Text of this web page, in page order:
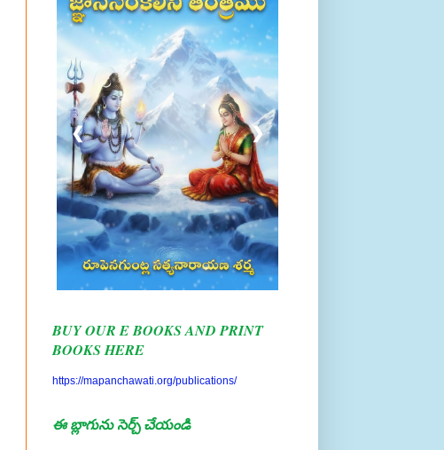
❮ ❯
BUY OUR E BOOKS AND PRINT
BOOKS HERE
https://mapanchawati.org/publications/
ఈ బ్లాగును సెర్చ్ చేయండి